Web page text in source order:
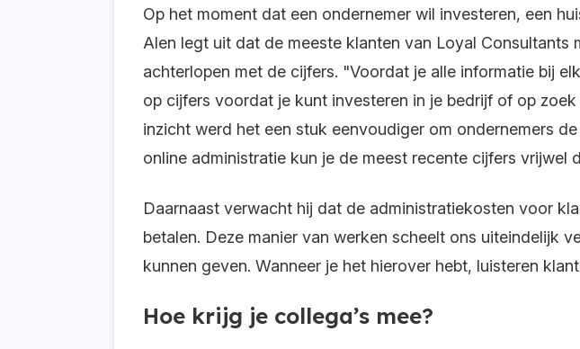
Op het moment dat een ondernemer wil investeren, een
Alen legt uit dat de meeste klanten van Loyal
achterlopen met de cijfers. "Voordat je alle informatie bij
op cijfers voordat je kunt investeren in je bedrijf of op
inzicht werd het een stuk eenvoudiger om ondernemers
online administratie kun je de meest recente cijfers vrijwel
Daarnaast verwacht hij dat de administratiekosten voor
betalen. Deze manier van werken scheelt ons uiteindelijk
kunnen geven. Wanneer je het hierover hebt, luisteren
Hoe krijg je collega’s mee?